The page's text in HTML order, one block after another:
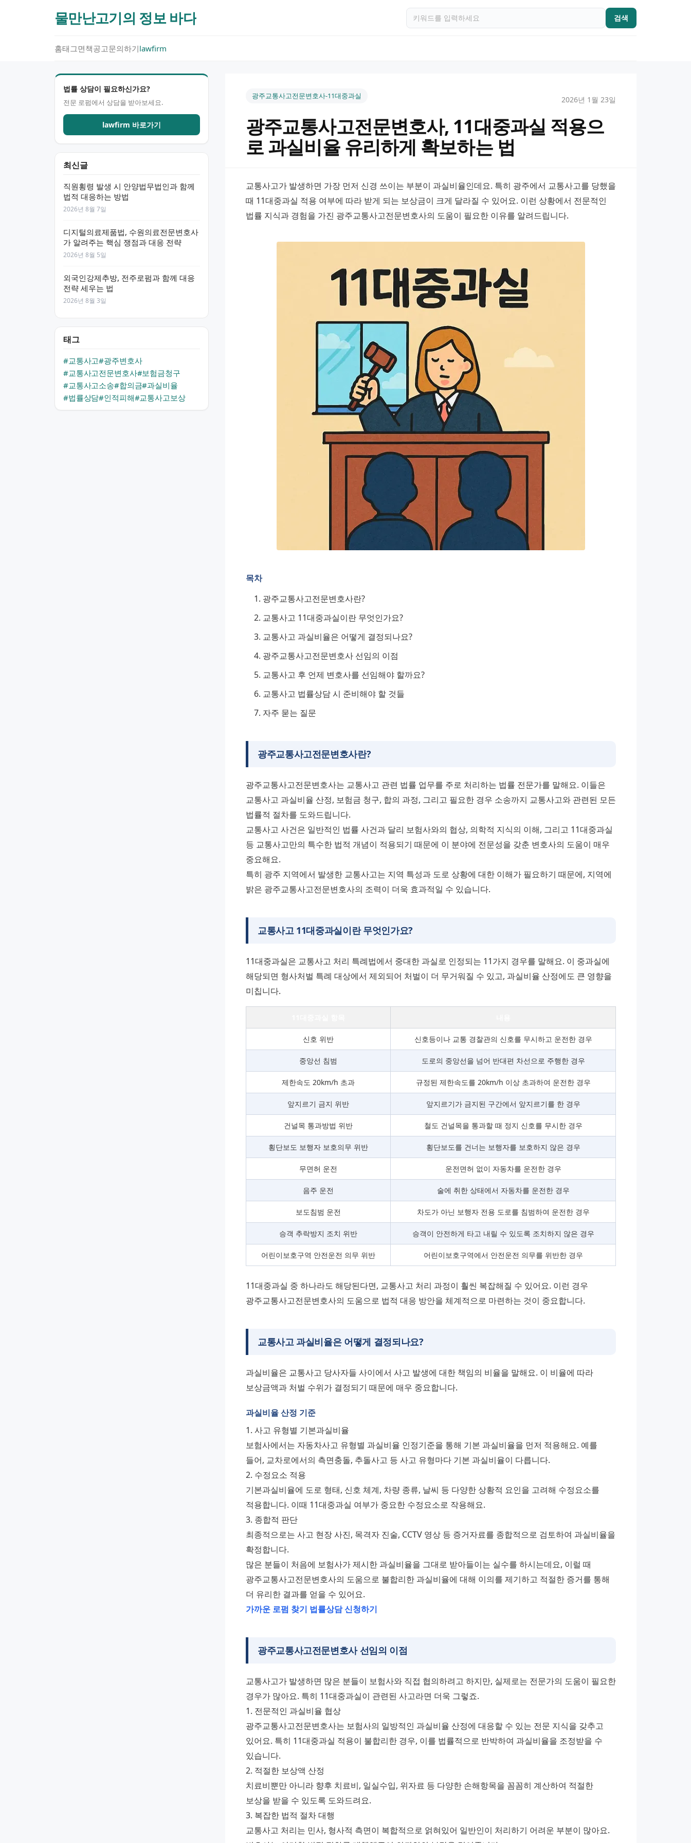
물만난고기의 정보 바다 검색
홈태그면책공고문의하기lawfirm
법률 상담이 필요하신가요?
전문 로펌에서 상담을 받아보세요.
lawfirm 바로가기
최신글
직원횡령 발생 시 안양법무법인과 함께
법적 대응하는 방법
2026년 8월 7일
디지털의료제품법, 수원의료전문변호사
가 알려주는 핵심 쟁점과 대응 전략
2026년 8월 5일
외국인강제추방, 전주로펌과 함께 대응
전략 세우는 법
2026년 8월 3일
태그
#교통사고#광주변호사
#교통사고전문변호사#보험금청구
#교통사고소송#합의금#과실비율
#법률상담#인적피해#교통사고보상
광주교통사고전문변호사-11대중과실 2026년 1월 23일
광주교통사고전문변호사, 11대중과실 적용으
로 과실비율 유리하게 확보하는 법
교통사고가 발생하면 가장 먼저 신경 쓰이는 부분이 과실비율인데요. 특히 광주에서 교통사고를 당했을
때 11대중과실 적용 여부에 따라 받게 되는 보상금이 크게 달라질 수 있어요. 이런 상황에서 전문적인
법률 지식과 경험을 가진 광주교통사고전문변호사의 도움이 필요한 이유를 알려드립니다.
목차
광주교통사고전문변호사란?
교통사고 11대중과실이란 무엇인가요?
교통사고 과실비율은 어떻게 결정되나요?
광주교통사고전문변호사 선임의 이점
교통사고 후 언제 변호사를 선임해야 할까요?
교통사고 법률상담 시 준비해야 할 것들
자주 묻는 질문
광주교통사고전문변호사란?
광주교통사고전문변호사는 교통사고 관련 법률 업무를 주로 처리하는 법률 전문가를 말해요. 이들은
교통사고 과실비율 산정, 보험금 청구, 합의 과정, 그리고 필요한 경우 소송까지 교통사고와 관련된 모든
법률적 절차를 도와드립니다.
교통사고 사건은 일반적인 법률 사건과 달리 보험사와의 협상, 의학적 지식의 이해, 그리고 11대중과실
등 교통사고만의 특수한 법적 개념이 적용되기 때문에 이 분야에 전문성을 갖춘 변호사의 도움이 매우
중요해요.
특히 광주 지역에서 발생한 교통사고는 지역 특성과 도로 상황에 대한 이해가 필요하기 때문에, 지역에
밝은 광주교통사고전문변호사의 조력이 더욱 효과적일 수 있습니다.
교통사고 11대중과실이란 무엇인가요?
11대중과실은 교통사고 처리 특례법에서 중대한 과실로 인정되는 11가지 경우를 말해요. 이 중과실에
해당되면 형사처벌 특례 대상에서 제외되어 처벌이 더 무거워질 수 있고, 과실비율 산정에도 큰 영향을
미칩니다.
신호 위반 신호등이나 교통 경찰관의 신호를 무시하고 운전한 경우
중앙선 침범 도로의 중앙선을 넘어 반대편 차선으로 주행한 경우
제한속도 20km/h 초과 규정된 제한속도를 20km/h 이상 초과하여 운전한 경우
앞지르기 금지 위반 앞지르기가 금지된 구간에서 앞지르기를 한 경우
건널목 통과방법 위반 철도 건널목을 통과할 때 정지 신호를 무시한 경우
횡단보도 보행자 보호의무 위반 횡단보도를 건너는 보행자를 보호하지 않은 경우
무면허 운전 운전면허 없이 자동차를 운전한 경우
음주 운전 술에 취한 상태에서 자동차를 운전한 경우
보도침범 운전 차도가 아닌 보행자 전용 도로를 침범하여 운전한 경우
승객 추락방지 조치 위반 승객이 안전하게 타고 내릴 수 있도록 조치하지 않은 경우
어린이보호구역 안전운전 의무 위반 어린이보호구역에서 안전운전 의무를 위반한 경우
11대중과실 중 하나라도 해당된다면, 교통사고 처리 과정이 훨씬 복잡해질 수 있어요. 이런 경우
광주교통사고전문변호사의 도움으로 법적 대응 방안을 체계적으로 마련하는 것이 중요합니다.
교통사고 과실비율은 어떻게 결정되나요?
과실비율은 교통사고 당사자들 사이에서 사고 발생에 대한 책임의 비율을 말해요. 이 비율에 따라
보상금액과 처벌 수위가 결정되기 때문에 매우 중요합니다.
과실비율 산정 기준
1. 사고 유형별 기본과실비율
보험사에서는 자동차사고 유형별 과실비율 인정기준을 통해 기본 과실비율을 먼저 적용해요. 예를
들어, 교차로에서의 측면충돌, 추돌사고 등 사고 유형마다 기본 과실비율이 다릅니다.
2. 수정요소 적용
기본과실비율에 도로 형태, 신호 체계, 차량 종류, 날씨 등 다양한 상황적 요인을 고려해 수정요소를
적용합니다. 이때 11대중과실 여부가 중요한 수정요소로 작용해요.
3. 종합적 판단
최종적으로는 사고 현장 사진, 목격자 진술, CCTV 영상 등 증거자료를 종합적으로 검토하여 과실비율을
확정합니다.
많은 분들이 처음에 보험사가 제시한 과실비율을 그대로 받아들이는 실수를 하시는데요, 이럴 때
광주교통사고전문변호사의 도움으로 불합리한 과실비율에 대해 이의를 제기하고 적절한 증거를 통해
더 유리한 결과를 얻을 수 있어요.
가까운 로펌 찾기 법률상담 신청하기
광주교통사고전문변호사선임의 이점
교통사고가 발생하면 많은 분들이 보험사와 직접 협의하려고 하지만, 실제로는 전문가의 도움이 필요한
경우가 많아요. 특히 11대중과실이 관련된 사고라면 더욱 그렇죠.
1. 전문적인 과실비율 협상
광주교통사고전문변호사는 보험사의 일방적인 과실비율 산정에 대응할 수 있는 전문 지식을 갖추고
있어요. 특히 11대중과실 적용이 불합리한 경우, 이를 법률적으로 반박하여 과실비율을 조정받을 수
있습니다.
2. 적절한 보상액 산정
치료비뿐만 아니라 향후 치료비, 일실수입, 위자료 등 다양한 손해항목을 꼼꼼히 계산하여 적절한
보상을 받을 수 있도록 도와드려요.
3. 복잡한 법적 절차 대행
교통사고 처리는 민사, 형사적 측면이 복합적으로 얽혀있어 일반인이 처리하기 어려운 부분이 많아요.